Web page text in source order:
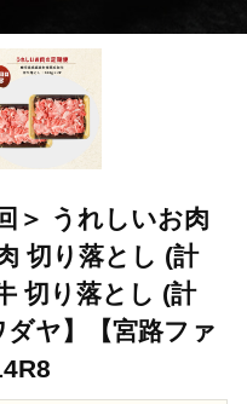
＞ うれしいお肉
切り落とし (計
切り落とし (計
ヤ】【宮路ファ